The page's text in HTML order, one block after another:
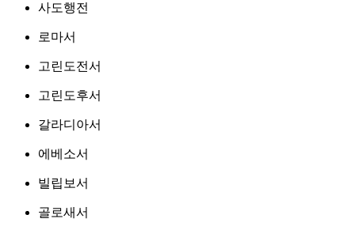
사도행전
로마서
고린도전서
고린도후서
갈라디아서
에베소서
빌립보서
골로새서